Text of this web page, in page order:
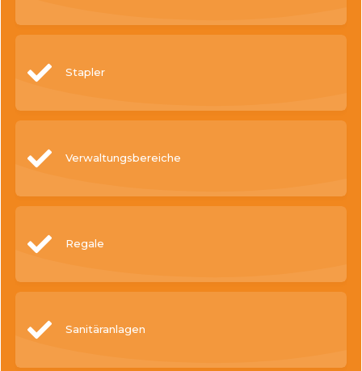
Stapler
Verwaltungsbereiche
Regale
Sanitäranlagen